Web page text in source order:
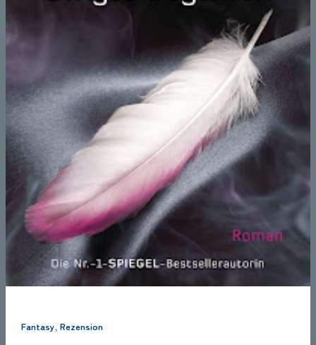
Fantasy, Rezension